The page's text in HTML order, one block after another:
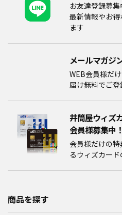
お友達登録募集
最新情報やお
ます
メールマガジ
WEB会員様だ
届け無料でご
井筒屋ウィズ
会員様募集中！​​
会員様だけの
るウィズカー
商品を探す